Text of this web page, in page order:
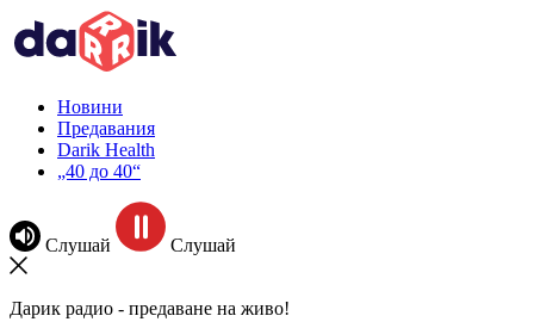
Новини
Предавания
Darik Health
„40 до 40“
Слушай Слушай
Дарик радио - предаване на живо!